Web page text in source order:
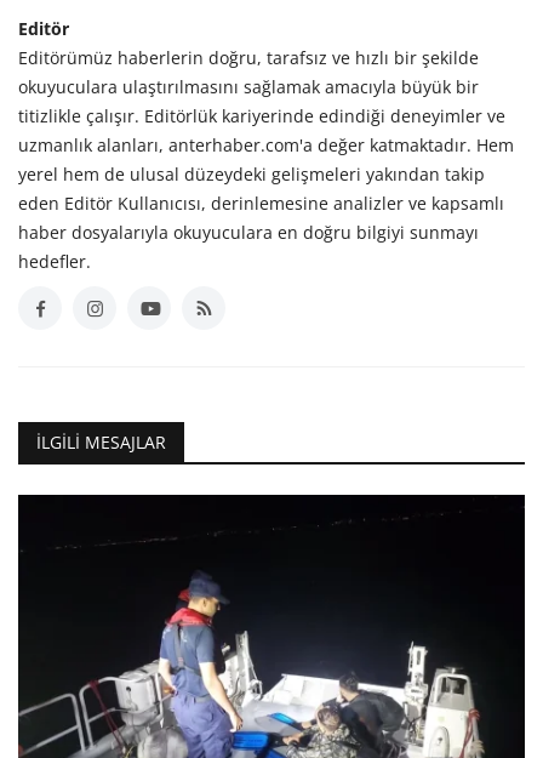
Editör
Editörümüz haberlerin doğru, tarafsız ve hızlı bir şekilde
okuyuculara ulaştırılmasını sağlamak amacıyla büyük bir
titizlikle çalışır. Editörlük kariyerinde edindiği deneyimler ve
uzmanlık alanları, anterhaber.com'a değer katmaktadır. Hem
yerel hem de ulusal düzeydeki gelişmeleri yakından takip
eden Editör Kullanıcısı, derinlemesine analizler ve kapsamlı
haber dosyalarıyla okuyuculara en doğru bilgiyi sunmayı
hedefler.
İLGILI MESAJLAR